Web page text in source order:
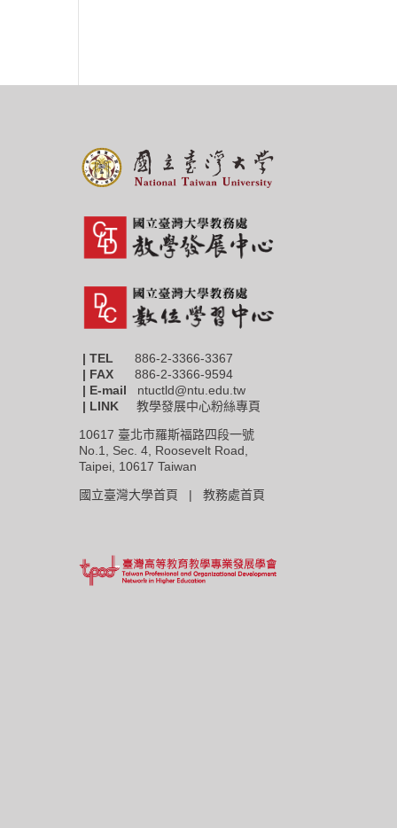
| TEL 886-2-3366-3367
| FAX
886-2-3366-9594
| E-mail ntuctld@ntu.edu.tw
| LINK教學發展中心粉絲專頁
10617 臺北市羅斯福路四段一號
No.1, Sec. 4, Roosevelt Road,
Taipei, 10617 Taiwan
國立臺灣大學首頁 |教務處首頁